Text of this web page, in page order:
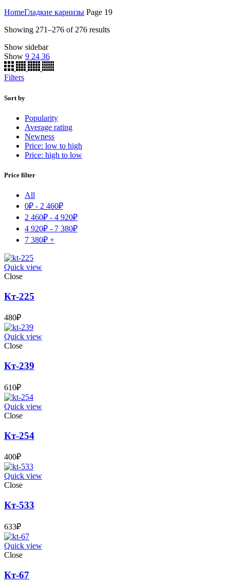
HomeГладкие карнизы Page 19
Showing 271–276 of 276 results
Show sidebar
Show 9 24 36
Filters
Sort by
Popularity
Average rating
Newness
Price: low to high
Price: high to low
Price filter
All
0₽ - 2 460₽
2 460₽ - 4 920₽
4 920₽ - 7 380₽
7 380₽ +
Quick view
Close
Кт-225
480₽
Quick view
Close
Кт-239
610₽
Quick view
Close
Кт-254
400₽
Quick view
Close
Кт-533
633₽
Quick view
Close
Кт-67